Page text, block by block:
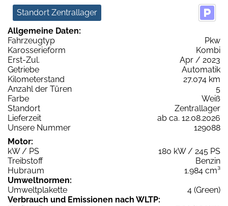
Standort Zentrallager
Allgemeine Daten:
Fahrzeugtyp
Pkw
Karosserieform
Kombi
Erst-Zul.
Apr / 2023
Getriebe
Automatik
Kilometerstand
27.074 km
Anzahl der Türen
5
Farbe
Weiß
Standort
Zentrallager
Lieferzeit
ab ca. 12.08.2026
Unsere Nummer
129088
Motor:
kW / PS
180 kW / 245 PS
Treibstoff
Benzin
Hubraum
1.984 cm³
Umweltnormen:
Umweltplakette
4 (Green)
Verbrauch und Emissionen nach WLTP: